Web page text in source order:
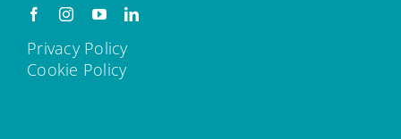
Privacy Policy
Cookie Policy